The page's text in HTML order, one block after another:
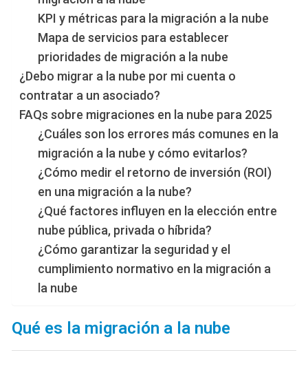
KPI y métricas para la migración a la nube
Mapa de servicios para establecer
prioridades de migración a la nube
¿Debo migrar a la nube por mi cuenta o
contratar a un asociado?
FAQs sobre migraciones en la nube para 2025
¿Cuáles son los errores más comunes en la
migración a la nube y cómo evitarlos?
¿Cómo medir el retorno de inversión (ROI)
en una migración a la nube?
¿Qué factores influyen en la elección entre
nube pública, privada o híbrida?
¿Cómo garantizar la seguridad y el
cumplimiento normativo en la migración a
la nube
Qué es la migración a la nube